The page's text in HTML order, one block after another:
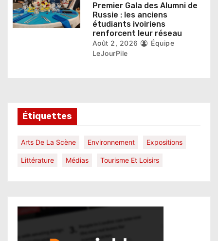
Premier Gala des Alumni de
Russie : les anciens
étudiants ivoiriens
renforcent leur réseau
Août 2, 2026
Équipe
LeJourPile
Étiquettes
Arts De La Scène Environnement Expositions
Littérature Médias Tourisme Et Loisirs